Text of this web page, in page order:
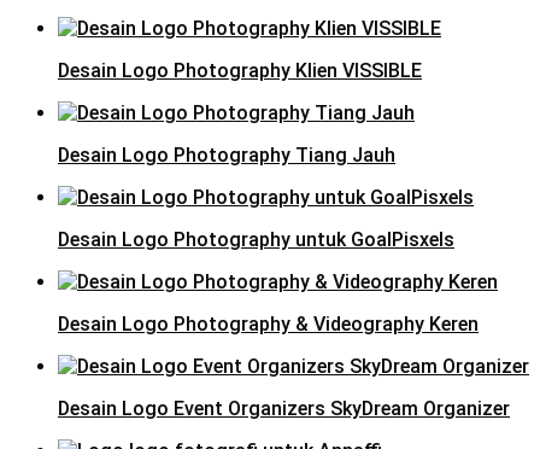
Desain Logo Photography Klien VISSIBLE
Desain Logo Photography Tiang Jauh
Desain Logo Photography untuk GoalPisxels
Desain Logo Photography & Videography Keren
Desain Logo Event Organizers SkyDream Organizer